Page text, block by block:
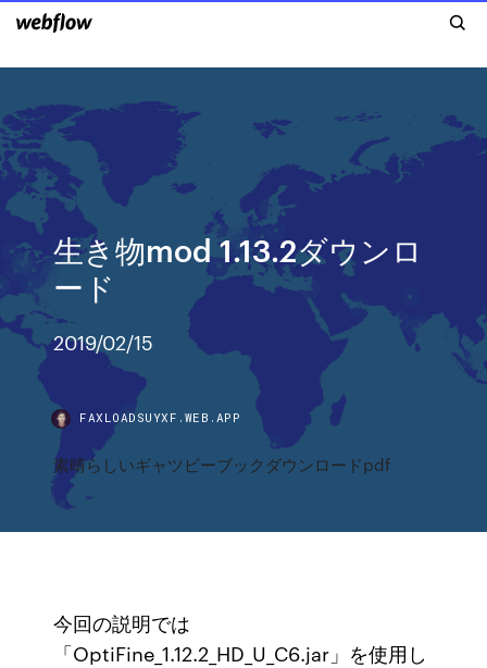
生き物mod 1.13.2ダウンロ
ード
2019/02/15
FAXLOADSUYXF.WEB.APP
素晴らしいギャツビーブックダウンロードpdf
今回の説明では
「OptiFine_1.12.2_HD_U_C6.jar」を使用し